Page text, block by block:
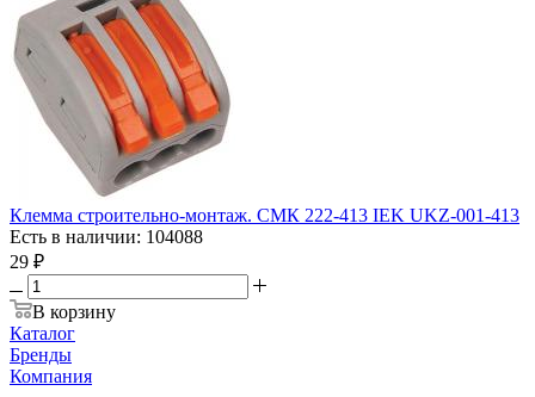
Клемма строительно-монтаж. СМК 222-413 IEK UKZ-001-413
Есть в наличии: 104088
29 ₽
В корзину
Каталог
Бренды
Компания